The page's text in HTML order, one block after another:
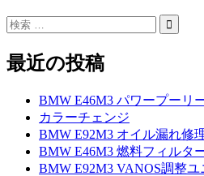
最近の投稿
BMW E46M3 パワープーリ
カラーチェンジ
BMW E92M3 オイル漏れ修
BMW E46M3 燃料フィルタ
BMW E92M3 VANOS調整